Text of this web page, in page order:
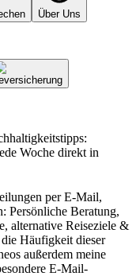
Über Uns
Woche direkt in
per E-Mail,
Persönliche Beratung,
alternative Reiseziele &
Häufigkeit dieser
außerdem meine
E-Mail-